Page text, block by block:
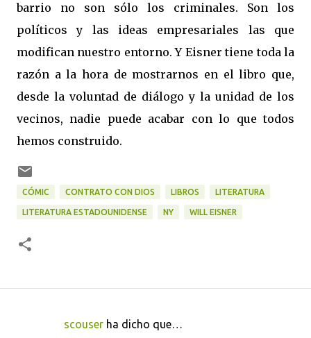
barrio no son sólo los criminales. Son los
políticos y las ideas empresariales las que
modifican nuestro entorno. Y Eisner tiene toda la
razón a la hora de mostrarnos en el libro que,
desde la voluntad de diálogo y la unidad de los
vecinos, nadie puede acabar con lo que todos
hemos construido.
CÓMIC CONTRATO CON DIOS LIBROS LITERATURA
LITERATURA ESTADOUNIDENSE NY WILL EISNER
scouser ha dicho que…